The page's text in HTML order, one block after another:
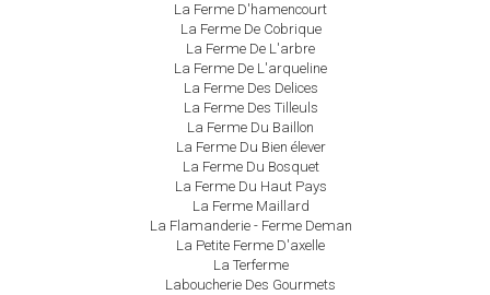
La Ferme D'hamencourt
La Ferme De Cobrique
La Ferme De L'arbre
La Ferme De L'arqueline
La Ferme Des Delices
La Ferme Des Tilleuls
La Ferme Du Baillon
La Ferme Du Bien élever
La Ferme Du Bosquet
La Ferme Du Haut Pays
La Ferme Maillard
La Flamanderie - Ferme Deman
La Petite Ferme D'axelle
La Terferme
Laboucherie Des Gourmets